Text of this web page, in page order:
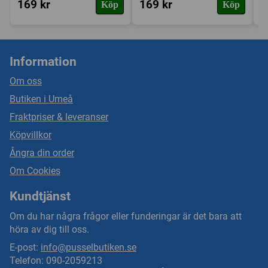
169 kr Köp 169 kr Köp
Information
Om oss
Butiken i Umeå
Fraktpriser & leveranser
Köpvillkor
Ångra din order
Om Cookies
Kundtjänst
Om du har några frågor eller funderingar är det bara att
höra av dig till oss.
E-post: info@pusselbutiken.se
Telefon: 090-2059213